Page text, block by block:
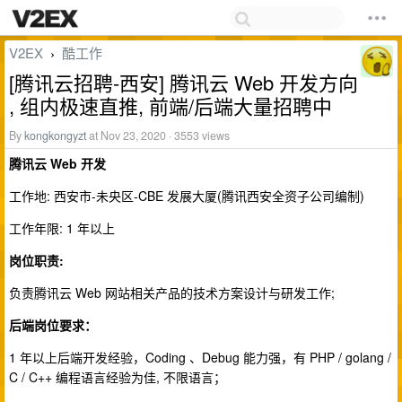
V2EX › 酷工作
[腾讯云招聘-西安] 腾讯云 Web 开发方向
, 组内极速直推, 前端/后端大量招聘中
Bykongkongyztat Nov 23, 2020 · 3553 views
腾讯云 Web 开发
工作地: 西安市-未央区-CBE 发展大厦(腾讯西安全资子公司编制)
工作年限: 1 年以上
岗位职责:
负责腾讯云 Web 网站相关产品的技术方案设计与研发工作;
后端岗位要求：
1 年以上后端开发经验，Coding 、Debug 能力强，有 PHP / golang /
C / C++ 编程语言经验为佳, 不限语言；